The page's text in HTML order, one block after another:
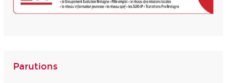
Parutions